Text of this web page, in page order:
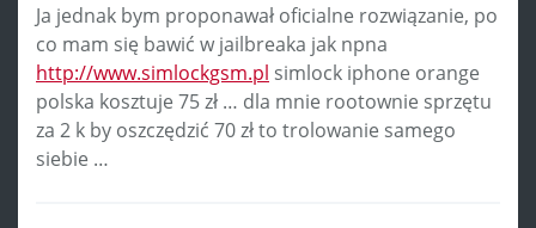
Ja jednak bym proponawał oficialne rozwiązanie, po
co mam się bawić w jailbreaka jak npna
http://www.simlockgsm.pl simlock iphone orange
polska kosztuje 75 zł … dla mnie rootownie sprzętu
za 2 k by oszczędzić 70 zł to trolowanie samego
siebie …